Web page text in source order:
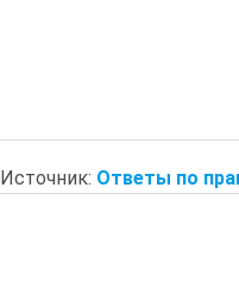
Источник: Ответы по